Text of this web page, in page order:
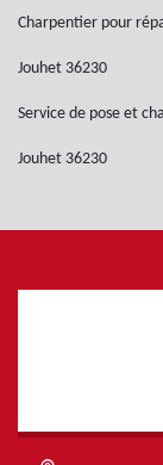
Charpentier pour
Jouhet 36230
Service de pose et
Jouhet 36230